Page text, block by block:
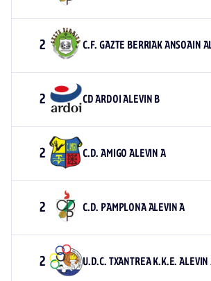
2 C.F. GAZTE BERRIAK ANSOAIN
2 CD ARDOI ALEVIN B
2 C.D. AMIGO ALEVIN A
2 C.D. PAMPLONA ALEVIN A
2 U.D.C. TXANTREA K.K.E. ALEVIN